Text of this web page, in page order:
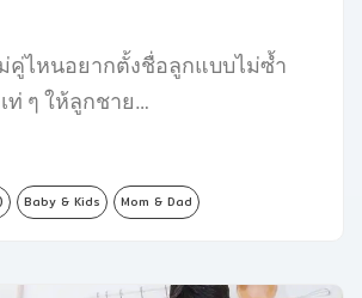
ไหนอยากตั้งชื่อลูกแบบไม่ซ้ำ
ท่ ๆ ให้ลูกชาย…
Baby & Kids Mom & Dad